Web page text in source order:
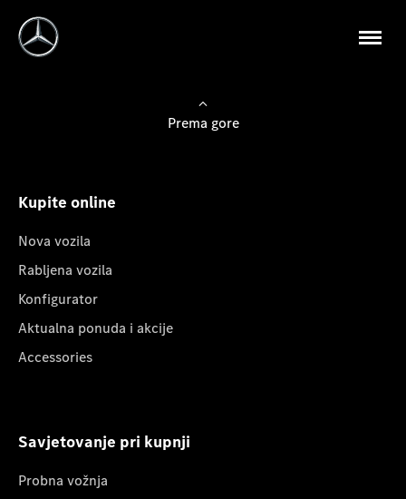
Prema gore
Kupite online
Nova vozila
Rabljena vozila
Konfigurator
Aktualna ponuda i akcije
Accessories
Savjetovanje pri kupnji
Probna vožnja